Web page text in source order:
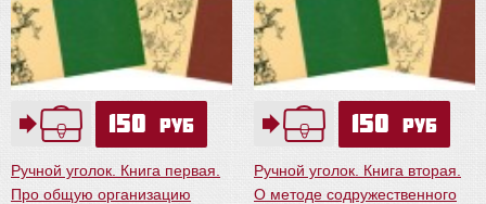
150 руб
Ручной уголок. Книга первая.
Про общую организацию
150 руб
Ручной уголок. Книга вторая.
О методе содружественного